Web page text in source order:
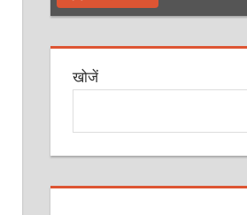
खोजें